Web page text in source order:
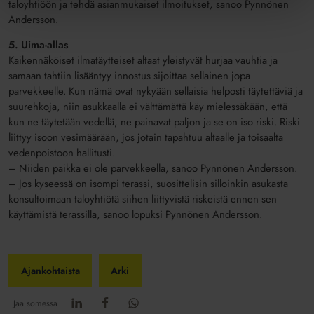
taloyhtiöön ja tehdä asianmukaiset ilmoitukset, sanoo Pynnönen
Andersson.
5. Uima-allas
Kaikennäköiset ilmatäytteiset altaat yleistyvät hurjaa vauhtia ja
samaan tahtiin lisääntyy innostus sijoittaa sellainen jopa
parvekkeelle. Kun nämä ovat nykyään sellaisia helposti täytettäviä ja
suurehkoja, niin asukkaalla ei välttämättä käy mielessäkään, että
kun ne täytetään vedellä, ne painavat paljon ja se on iso riski. Riski
liittyy isoon vesimäärään, jos jotain tapahtuu altaalle ja toisaalta
vedenpoistoon hallitusti.
– Niiden paikka ei ole parvekkeella, sanoo Pynnönen Andersson.
– Jos kyseessä on isompi terassi, suosittelisin silloinkin asukasta
konsultoimaan taloyhtiötä siihen liittyvistä riskeistä ennen sen
käyttämistä terassilla, sanoo lopuksi Pynnönen Andersson.
Ajankohtaista Arki
Jaa somessa